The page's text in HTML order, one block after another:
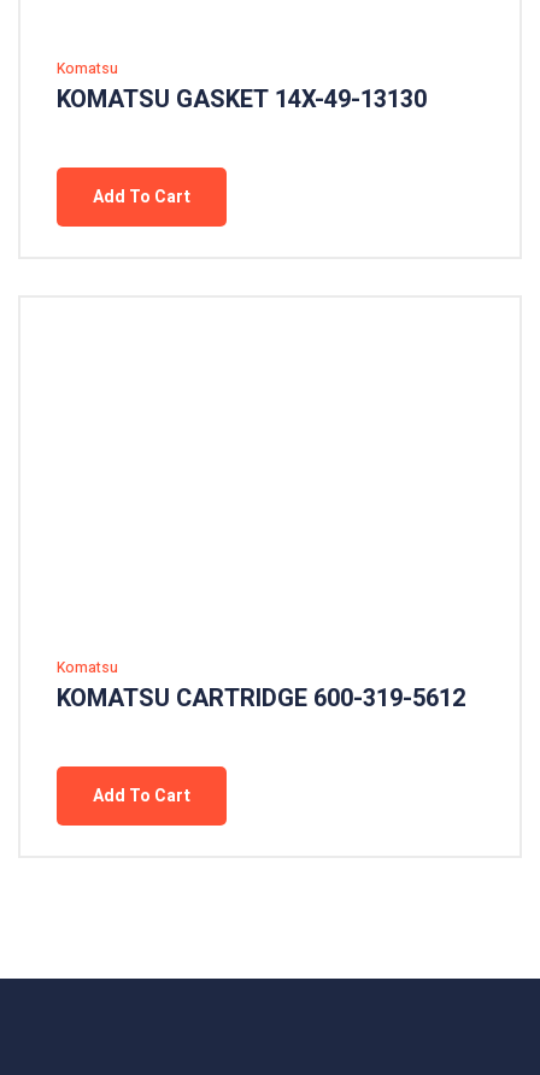
Komatsu
KOMATSU GASKET 14X-49-13130
Add To Cart
Komatsu
KOMATSU CARTRIDGE 600-319-5612
Add To Cart